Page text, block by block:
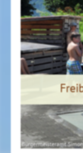
Bürgermeisteramt